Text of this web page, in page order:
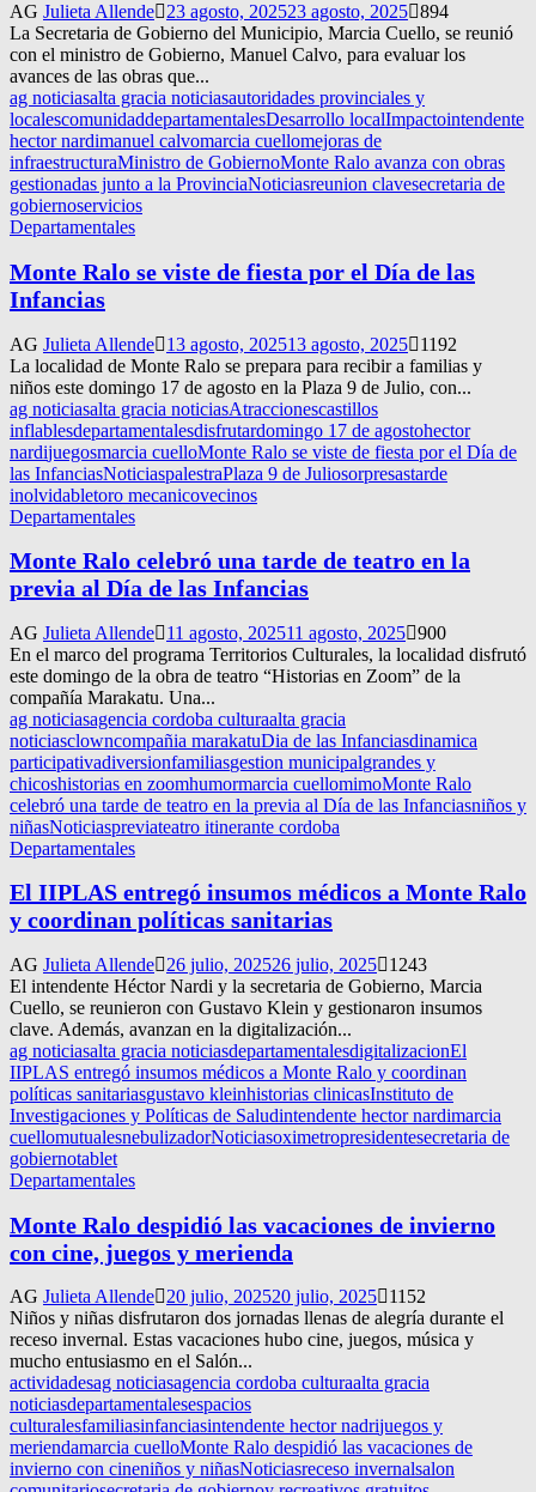
AG Julieta Allende 23 agosto, 202523 agosto, 2025 894
La Secretaria de Gobierno del Municipio, Marcia Cuello, se reunió
con el ministro de Gobierno, Manuel Calvo, para evaluar los
avances de las obras que...
ag noticiasalta gracia noticiasautoridades provinciales y
localescomunidaddepartamentalesDesarrollo localImpactointendente
hector nardimanuel calvomarcia cuellomejoras de
infraestructuraMinistro de GobiernoMonte Ralo avanza con obras
gestionadas junto a la ProvinciaNoticiasreunion clavesecretaria de
gobiernoservicios
Departamentales
Monte Ralo se viste de fiesta por el Día de las
Infancias
AG Julieta Allende 13 agosto, 202513 agosto, 2025
1192
La localidad de Monte Ralo se prepara para recibir a familias y
niños este domingo 17 de agosto en la Plaza 9 de Julio, con...
ag noticiasalta gracia noticiasAtraccionescastillos
inflablesdepartamentalesdisfrutardomingo 17 de agostohector
nardijuegosmarcia cuelloMonte Ralo se viste de fiesta por el Día de
las InfanciasNoticiaspalestraPlaza 9 de Juliosorpresastarde
inolvidabletoro mecanicovecinos
Departamentales
Monte Ralo celebró una tarde de teatro en la
previa al Día de las Infancias
AG Julieta Allende 11 agosto, 202511 agosto, 2025 900
En el marco del programa Territorios Culturales, la localidad disfrutó
este domingo de la obra de teatro “Historias en Zoom” de la
compañía Marakatu. Una...
ag noticiasagencia cordoba culturaalta gracia
noticiasclowncompañia marakatuDia de las Infanciasdinamica
participativadiversionfamiliasgestion municipalgrandes y
chicoshistorias en zoomhumormarcia cuellomimoMonte Ralo
celebró una tarde de teatro en la previa al Día de las Infanciasniños y
niñasNoticiaspreviateatro itinerante cordoba
Departamentales
El IIPLAS entregó insumos médicos a Monte Ralo
y coordinan políticas sanitarias
AG Julieta Allende 26 julio, 202526 julio, 2025
1243
El intendente Héctor Nardi y la secretaria de Gobierno, Marcia
Cuello, se reunieron con Gustavo Klein y gestionaron insumos
clave. Además, avanzan en la digitalización...
ag noticiasalta gracia noticiasdepartamentalesdigitalizacionEl
IIPLAS entregó insumos médicos a Monte Ralo y coordinan
políticas sanitariasgustavo kleinhistorias clinicasInstituto de
Investigaciones y Políticas de Saludintendente hector nardimarcia
cuellomutualesnebulizadorNoticiasoximetropresidentesecretaria de
gobiernotablet
Departamentales
Monte Ralo despidió las vacaciones de invierno
con cine, juegos y merienda
AG Julieta Allende 20 julio, 202520 julio, 2025
1152
Niños y niñas disfrutaron dos jornadas llenas de alegría durante el
receso invernal. Estas vacaciones hubo cine, juegos, música y
mucho entusiasmo en el Salón...
actividadesag noticiasagencia cordoba culturaalta gracia
noticiasdepartamentalesespacios
culturalesfamiliasinfanciasintendente hector nadrijuegos y
meriendamarcia cuelloMonte Ralo despidió las vacaciones de
invierno con cineniños y niñasNoticiasreceso invernalsalon